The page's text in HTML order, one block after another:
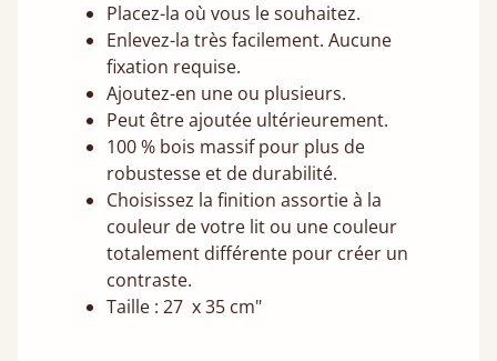
Placez-la où vous le souhaitez.
Enlevez-la très facilement. Aucune
fixation requise.
Ajoutez-en une ou plusieurs.
Peut être ajoutée ultérieurement.
100 % bois massif pour plus de
robustesse et de durabilité.
Choisissez la finition assortie à la
couleur de votre lit ou une couleur
totalement différente pour créer un
contraste.
Taille : 27 x 35 cm"